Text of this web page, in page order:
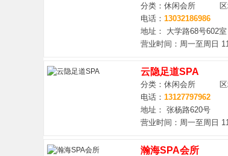
分类：休闲会所 区
电话： 13032186986
地址： 大学路68号602室
营业时间：周一至周日
云隐足道SPA
分类：休闲会所 区
电话： 13127797962
地址： 张杨路620号
营业时间：周一至周日
瀚海SPA会所